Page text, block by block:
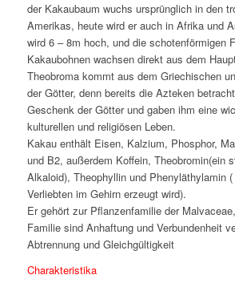
der Kakaubaum wuchs ursprünglich in den
Amerikas, heute wird er auch in Afrika und
wird 6 – 8m hoch, und die schotenförmigen
Kakaubohnen wachsen direkt aus dem
Theobroma kommt aus dem Griechischen
der Götter, denn bereits die Azteken
Geschenk der Götter und gaben ihm eine
kulturellen und religiösen Leben.
Kakau enthält Eisen, Kalzium, Phosphor,
und B2, außerdem Koffein, Theobromin(ein
Alkaloid), Theophyllin und Phenyläthylamin
Verliebten im Gehirn erzeugt wird).
Er gehört zur Pflanzenfamilie der
Familie sind Anhaftung und Verbundenheit
Abtrennung und Gleichgültigkeit
Charakteristika